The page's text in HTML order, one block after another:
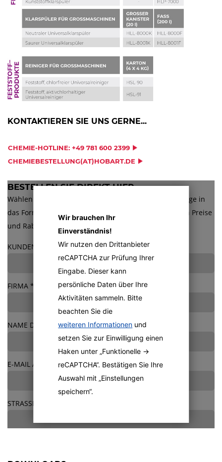
KONTAKTIEREN SIE UNS GERNE...
CHEMIE-HOTLINE: +49 781 600 2399
CHEMIEBESTELLUNG(AT)HOBART.DE
BESTELLEN SIE DIREKT HIER...
Wählen Sie Ihre Chemie und geben Sie die Bestellmenge in
das Formular ein. Es gelten die mit Ihnen vereinbarten Preise
und Rabatte.
KUNDENNUMMER
FIRMA *
NAME DES BESTELLERS
E-MAIL ADRESSE*
STRASSE + HAUSNUMMER
Wir brauchen Ihr
Einverständnis!
Wir nutzen den Drittanbieter
reCAPTCHA zur Prüfung Ihrer
Eingabe. Dieser kann
persönliche Daten über Ihre
Aktivitäten sammeln. Bitte
beachten Sie die
weiteren Informationen und
setzen Sie zur Einwilligung einen
Haken unter „Funktionelle ->
reCAPTCHA“. Bestätigen Sie Ihre
Auswahl mit „Einstellungen
speichern“.